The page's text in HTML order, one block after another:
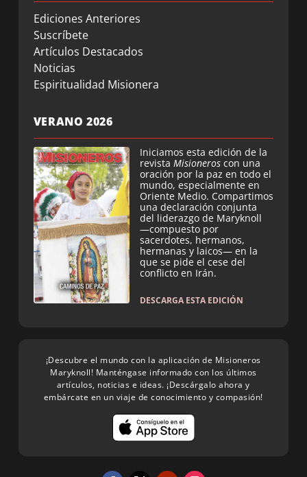
Ediciones Anteriores
Suscríbete
Artículos Destacados
Noticias
Espiritualidad Misionera
VERANO 2026
Iniciamos esta edición de la
revista Misioneros con una
oración por la paz en todo el
mundo, especialmente en
Oriente Medio. Compartimos
una declaración conjunta
del liderazgo de Maryknoll
—compuesto por
sacerdotes, hermanos,
hermanas y laicos— en la
que se pide el cese del
conflicto en Irán.
DESCARGA ESTA EDICIÓN
¡Descubre el mundo con la aplicación de Misioneros
Maryknoll! Manténgase informado con los últimos
artículos, noticias e ideas. ¡Descárgalo ahora y
embárcate en un viaje de conocimiento y compasión!